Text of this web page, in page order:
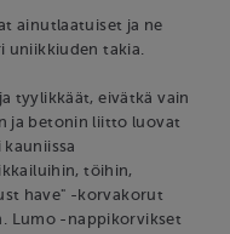
ainutlaatuiset ja ne
uniikkiuden takia.
tyylikkäät, eivätkä vain
ja betonin liitto luovat
töihin,
have" -korvakorut
Lumo -nappikorvikset